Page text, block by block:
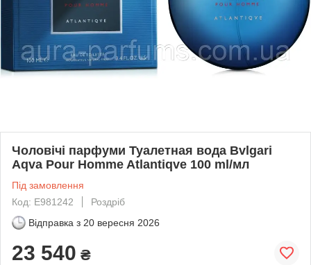
Чоловічі парфуми Туалетная вода Bvlgari
Aqva Pour Homme Atlantiqve 100 ml/мл
Під замовлення
Код: E981242
Роздріб
Відправка з 20 вересня 2026
23 540 ₴